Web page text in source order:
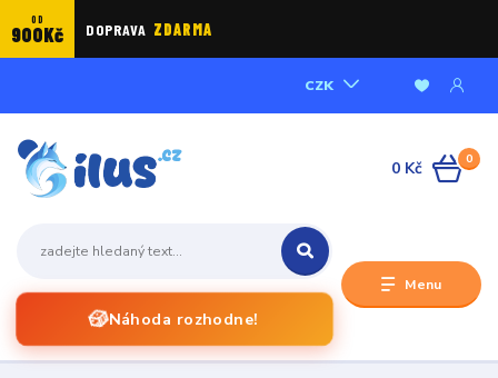
OD
900Kč DOPRAVA ZDARMA
Menu
CZK
🎲Náhoda rozhodne!
0
0 Kč